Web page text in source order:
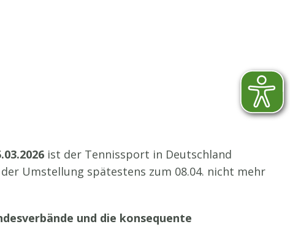
ist der Tennissport in Deutschland
Umstellung spätestens zum 08.04. nicht mehr
und die konsequente